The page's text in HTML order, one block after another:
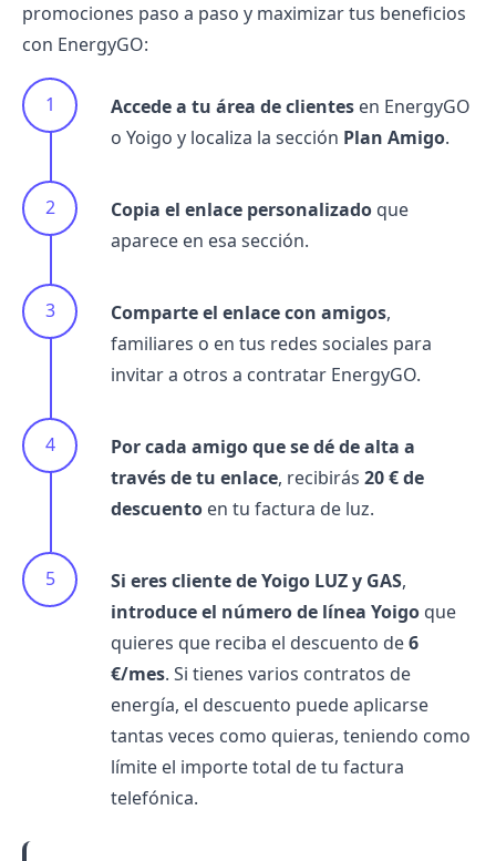
promociones paso a paso y maximizar tus beneficios
con EnergyGO:
Accede a tu área de clientes en EnergyGO
o Yoigo y localiza la sección Plan Amigo.
Copia el enlace personalizado que
aparece en esa sección.
Comparte el enlace con amigos,
familiares o en tus redes sociales para
invitar a otros a contratar EnergyGO.
Por cada amigo que se dé de alta a
través de tu enlace, recibirás 20 € de
descuento en tu factura de luz.
Si eres cliente de Yoigo LUZ y GAS,
introduce el número de línea Yoigo que
quieres que reciba el descuento de6
€/mes. Si tienes varios contratos de
energía, el descuento puede aplicarse
tantas veces como quieras, teniendo como
límite el importe total de tu factura
telefónica.